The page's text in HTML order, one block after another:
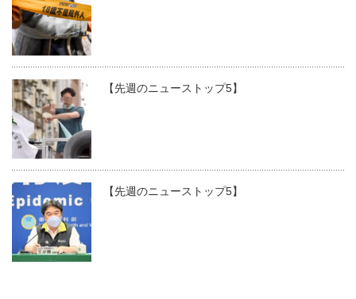
【先週のニューストップ5】
【先週のニューストップ5】